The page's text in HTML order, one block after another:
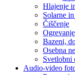
Hlajenje
Solarne
Čiščenje
Ogrevanje
Bazeni,
Osebna
Svetlobni
Audio-video